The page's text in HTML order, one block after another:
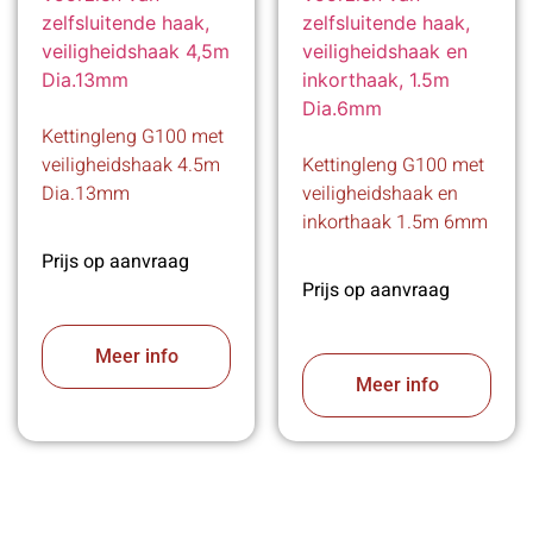
Kettingleng G100 met
veiligheidshaak 4.5m
Dia.13mm
Prijs op aanvraag
Meer info
Kettingleng G100 met
veiligheidshaak en
inkorthaak 1.5m 6mm
Prijs op aanvraag
Meer info